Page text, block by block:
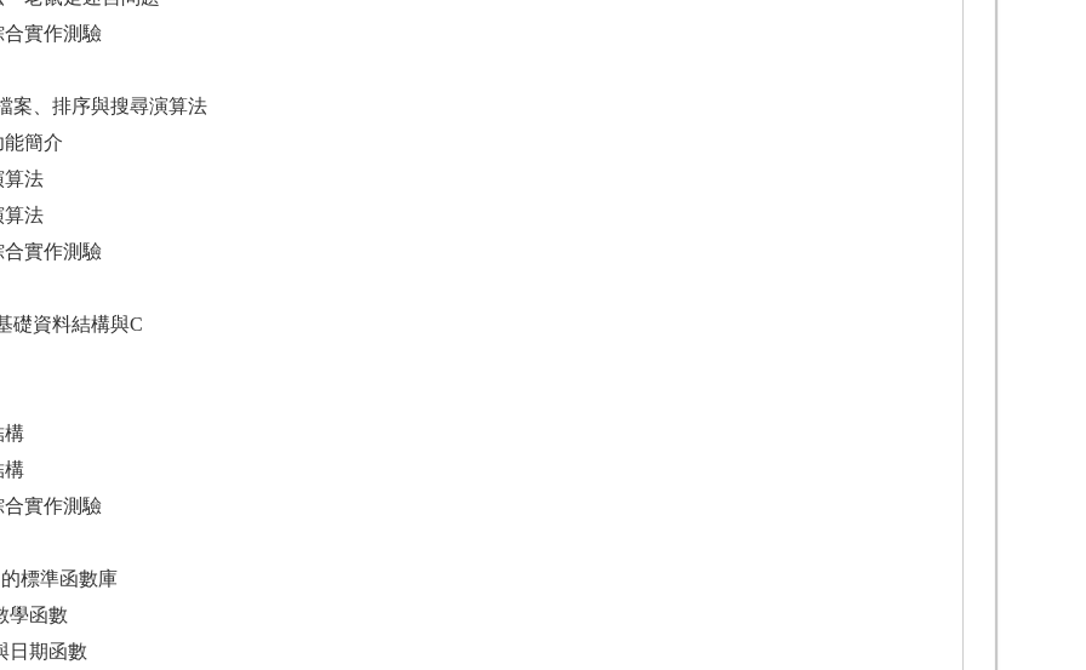
合實作測驗
、排序與搜尋演算法
能簡介
算法
算法
合實作測驗
資料結構與C
構
構
合實作測驗
標準函數庫
學函數
日期函數